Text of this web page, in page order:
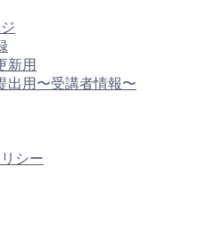
新用
出用〜受講者情報〜
シー